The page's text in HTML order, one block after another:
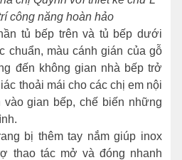
công năng hoàn hảo
tủ bếp trên và tủ bếp dưới
chuẩn, màu cánh gián của gỗ
đến không gian nhà bếp trở
thoải mái cho các chị em nội
gian bếp, chế biến những
bị thêm tay nắm giúp inox
thao tác mở và đóng nhanh